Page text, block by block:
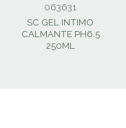
063631
SC GEL INTIMO
CALMANTE PH6.5
250ML